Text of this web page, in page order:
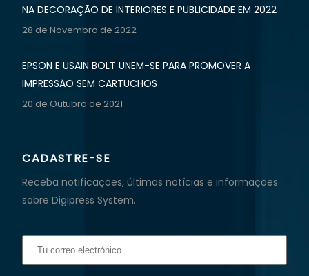
NA DECORAÇÃO DE INTERIORES E PUBLICIDADE EM 2022
28 de Novembro de 2022
EPSON E USAIN BOLT UNEM-SE PARA PROMOVER A
IMPRESSÃO SEM CARTUCHOS
20 de Outubro de 2021
CADASTRE-SE
Receba notificações, últimas notícias e informações
sobre Digipress System.